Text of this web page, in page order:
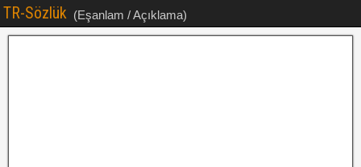
TR-Sözlük (Eşanlam / Açıklama)